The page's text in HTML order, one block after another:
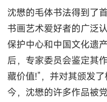
沈懋的毛体书法得到了
书画艺术爱好者的广泛
保护中心和中国文化遗
后，专家委员会鉴定其
藏价值!”，并对其颁发
今，沈懋的许多作品被